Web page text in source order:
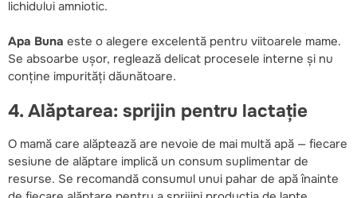
lichidului amniotic.
Apa Buna este o alegere excelentă pentru viitoarele mame.
Se absoarbe ușor, reglează delicat procesele interne și nu
conține impurități dăunătoare.
4. Alăptarea: sprijin pentru lactație
O mamă care alăptează are nevoie de mai multă apă — fiecare
sesiune de alăptare implică un consum suplimentar de
resurse. Se recomandă consumul unui pahar de apă înainte